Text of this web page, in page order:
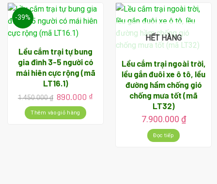
-39%
Lều cắm trại tự bung
gia đình 3-5 người có
mái hiên cực rộng (mã
LT16.1)
1.450.000₫ Giá
gốc
là:
1.450.000 ₫.
890.000 ₫
Thêm vào giỏ hàng
HẾT HÀNG
Lều cắm trại ngoài trời,
lều gắn đuôi xe ô tô, lều
đường hầm chống gió
chống mưa tốt (mã
LT32)
7.900.000 ₫
Đọc tiếp